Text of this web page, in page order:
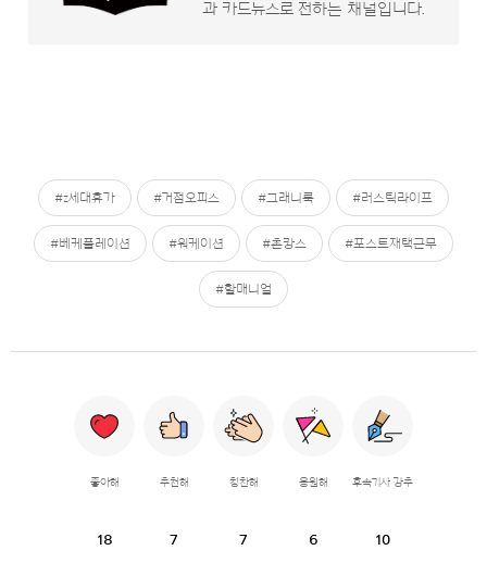
과 카드뉴스로 전하는 채널입니다.
#z세대휴가 #거점오피스 #그래니룩 #러스틱라이프
#베케플레이션 #워케이션 #촌캉스 #포스트재택근무
#할매니얼
좋아해
18
추천해
7
칭찬해
7
응원해
6
후속기사 강추
10